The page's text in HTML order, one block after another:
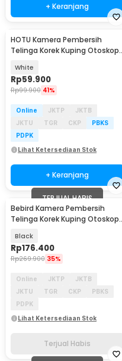
+ Keranjang
HOTU Kamera Pembersih
Telinga Korek Kuping Otoskop
White
Rp59.900
Rp99.900 41%
Online JKTP
JKTB
JKTU
TGR CKP
PBKS
PDPK
Lihat Ketersediaan Stok
+ Keranjang
TERJUAL HABIS
Bebird Kamera Pembersih
Telinga Korek Kuping Otoskop
Black
Rp176.400
Rp269.900 35%
Online JKTP
JKTB
JKTU
TGR CKP
PBKS
PDPK
Lihat Ketersediaan Stok
Terjual Habis